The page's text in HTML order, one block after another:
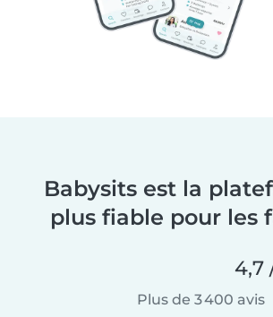
Babysits est la
plus fiable pour les
4,7
Plus de 3 400 avis